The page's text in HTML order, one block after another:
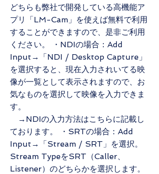
どちらも弊社で開発している高機能ア
プリ「LM-Cam」を使えば無料で利用
することができますので、是非ご利用
ください。 ・NDIの場合：Add
Input→「NDI / Desktop Capture」
を選択すると、現在入力されいてる映
像が一覧として表示されますので、お
気なものを選択して映像を入力できま
す。
→NDIの入力方法はこちらに記載し
ております。 ・SRTの場合：Add
Input→「Stream / SRT」を選択。
Stream TypeをSRT（Caller、
Listener）のどちらかを選択します。